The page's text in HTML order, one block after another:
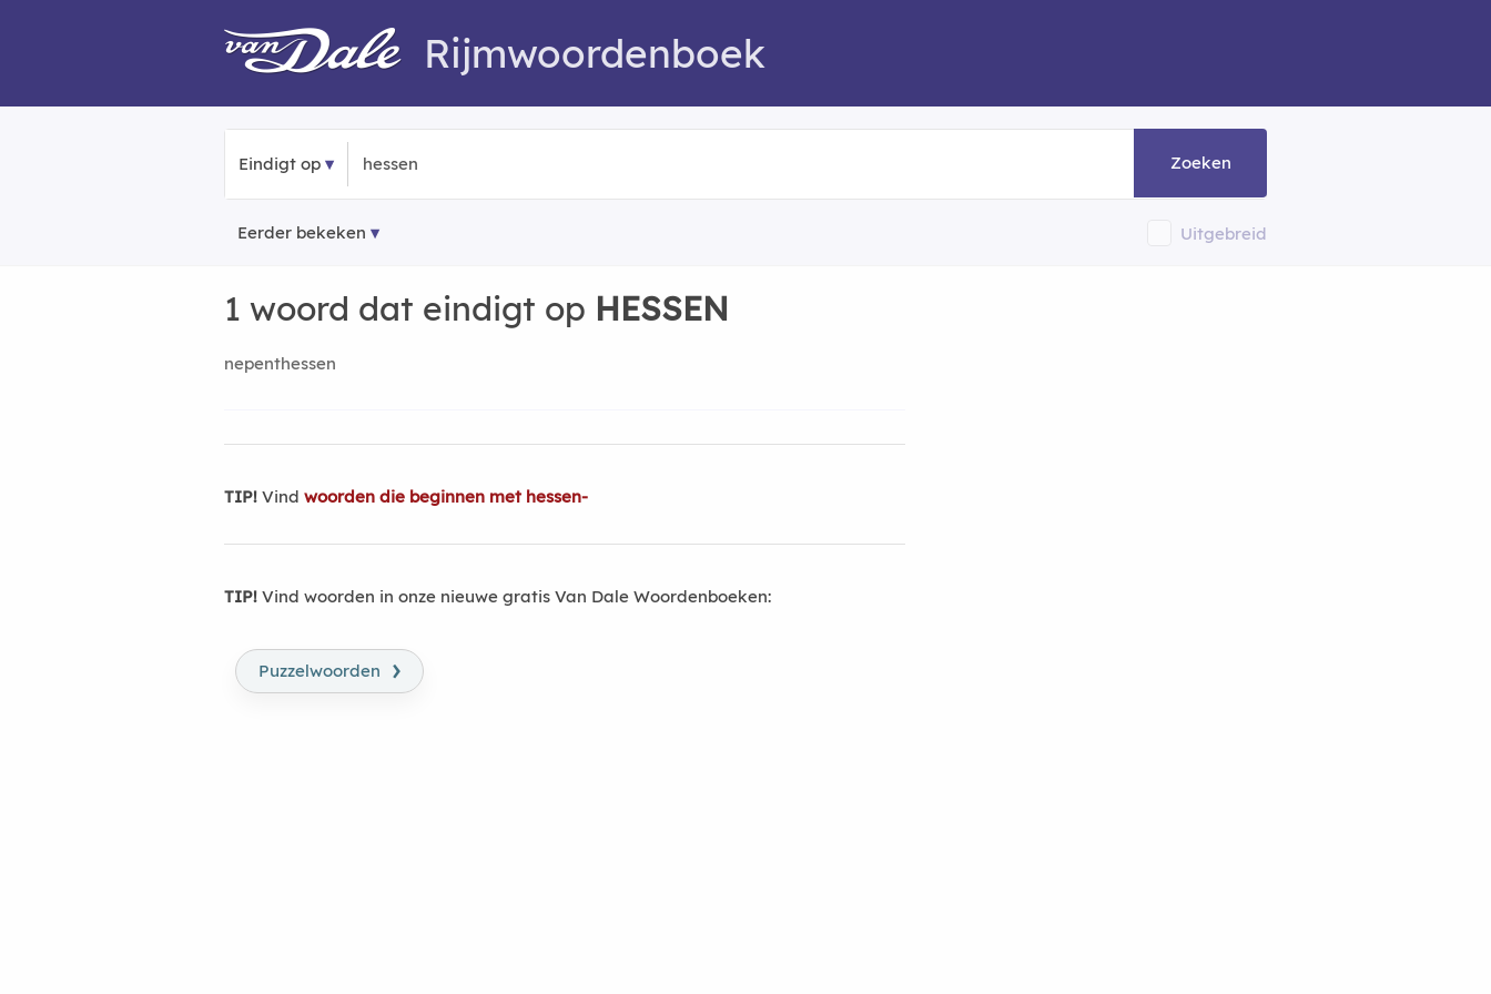
Rijmwoordenboek
Eindigt op Zoeken
Eerder bekeken Uitgebreid
1 woord dat eindigt op HESSEN
nepenthessen
TIP! Vind woorden die beginnen met hessen-
TIP! Vind woorden in onze nieuwe gratis Van Dale Woordenboeken:
Puzzelwoorden ›